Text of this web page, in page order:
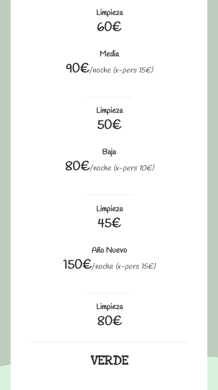
Limpieza
60€
Media
90€/noche (x-pers 15€)
Limpieza
50€
Baja
80€/noche (x-pers 10€)
Limpieza
45€
Año Nuevo
150€/noche (x-pers 15€)
Limpieza
80€
VERDE